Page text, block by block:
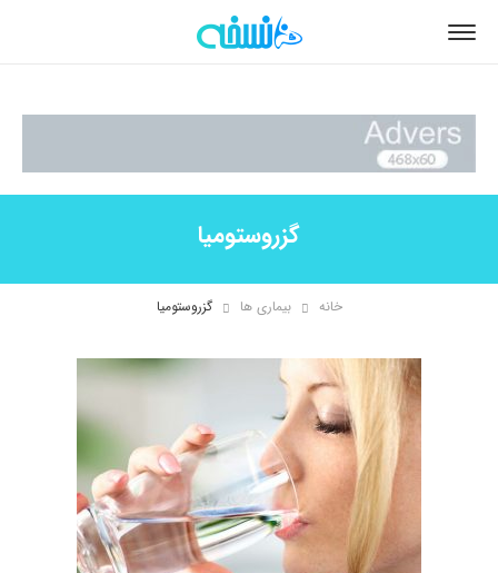
گزروستومیا
خانه بیماری ها گزروستومیا